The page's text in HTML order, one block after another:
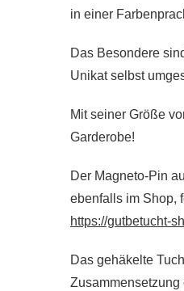
in einer
Das Besondere
Unikat selbst
Mit seiner Größe
Garderobe!
Der Magneto-Pin
ebenfalls im Shop,
https://gutbetucht-
Das gehäkelte
Zusammensetzung